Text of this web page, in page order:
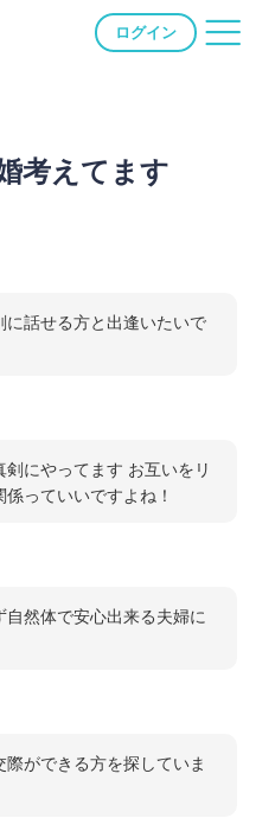
ログイン
考えてます
に話せる方と出逢いたいで
剣にやってます お互いをリ
っていいですよね！
自然体で安心出来る夫婦に
ができる方を探していま